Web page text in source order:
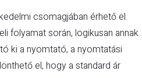
csomagjában érhető el.
folyamat során, logikusan annak
ki a nyomtató, a nyomtatási
el, hogy a standard ár